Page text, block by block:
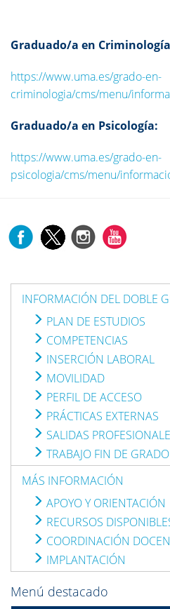
Graduado/a en
https://www.uma.es/grado-en-
criminologia/cms/menu/
Graduado/a en Psicología:
https://www.uma.es/grado-en-
psicologia/cms/menu/
INFORMACIÓN DEL DOBLE
PLAN DE ESTUDIOS
COMPETENCIAS
INSERCIÓN LABORAL
MOVILIDAD
PERFIL DE ACCESO
PRÁCTICAS EXTERNAS
SALIDAS
TRABAJO FIN DE GRADO
MÁS INFORMACIÓN
APOYO Y ORIENTACIÓN
RECURSOS
COORDINACIÓN
IMPLANTACIÓN
Menú destacado